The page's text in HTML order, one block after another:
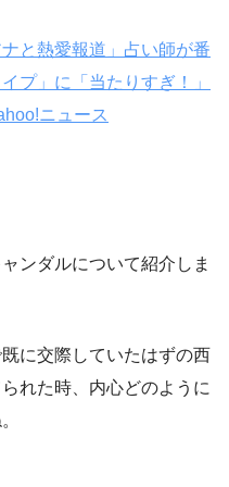
と熱愛報道」占い師が番
プ」に「当たりすぎ！」
ニュース
ンダルについて紹介しま
に交際していたはずの西
れた時、内心どのように